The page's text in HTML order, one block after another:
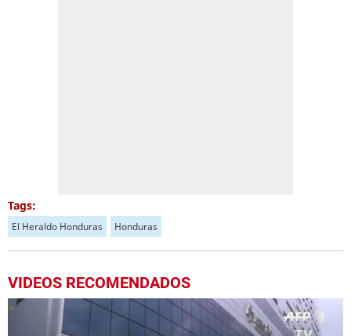
Tags:
El Heraldo Honduras Honduras
VIDEOS RECOMENDADOS